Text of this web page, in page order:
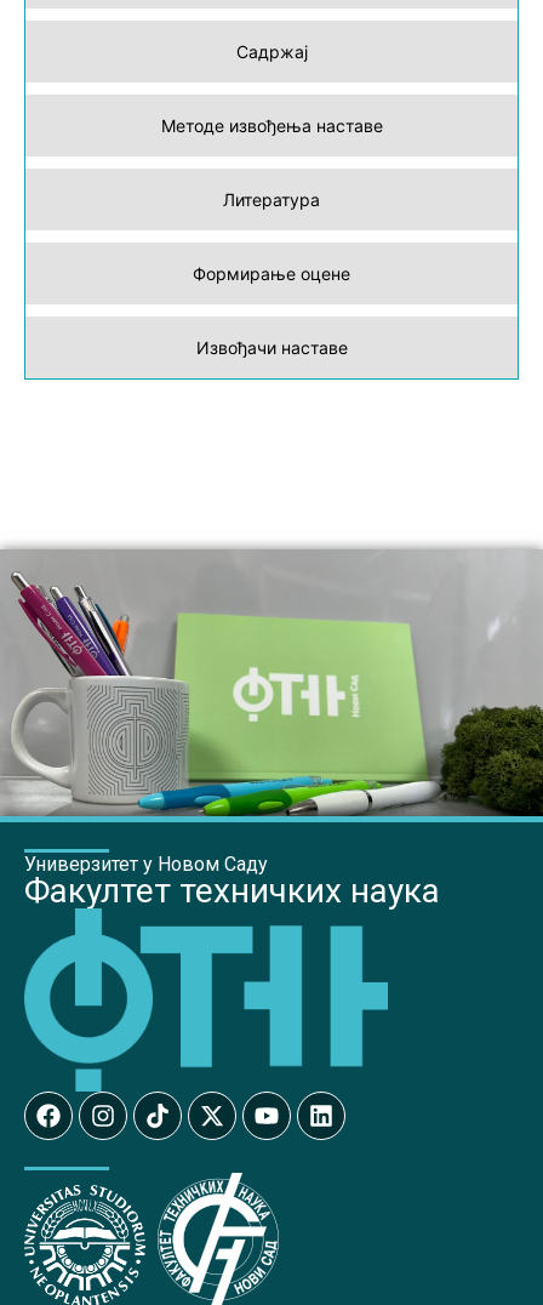
Садржај
Методе извођења наставе
Литература
Формирање оцене
Извођачи наставе
Универзитет у Новом Саду
Факултет техничких наука